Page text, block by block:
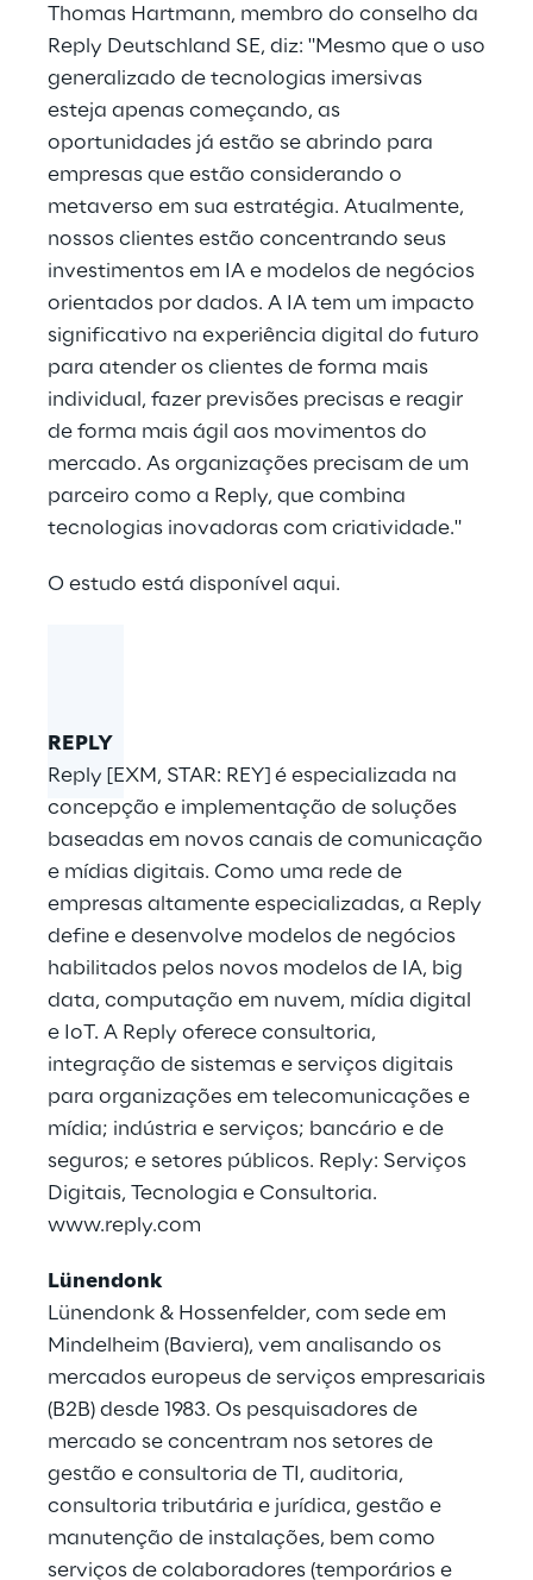
Thomas Hartmann, membro do conselho da
Reply Deutschland SE, diz: "Mesmo que o uso
generalizado de tecnologias imersivas
esteja apenas começando, as
oportunidades já estão se abrindo para
empresas que estão considerando o
metaverso em sua estratégia. Atualmente,
nossos clientes estão concentrando seus
investimentos em IA e modelos de negócios
orientados por dados. A IA tem um impacto
significativo na experiência digital do futuro
para atender os clientes de forma mais
individual, fazer previsões precisas e reagir
de forma mais ágil aos movimentos do
mercado. As organizações precisam de um
parceiro como a Reply, que combina
tecnologias inovadoras com criatividade."
O estudo está disponível aqui.
REPLY
Reply [EXM, STAR: REY] é especializada na
concepção e implementação de soluções
baseadas em novos canais de comunicação
e mídias digitais. Como uma rede de
empresas altamente especializadas, a Reply
define e desenvolve modelos de negócios
habilitados pelos novos modelos de IA, big
data, computação em nuvem, mídia digital
e IoT. A Reply oferece consultoria,
integração de sistemas e serviços digitais
para organizações em telecomunicações e
mídia; indústria e serviços; bancário e de
seguros; e setores públicos. Reply: Serviços
Digitais, Tecnologia e Consultoria.
www.reply.com
Lünendonk
Lünendonk & Hossenfelder, com sede em
Mindelheim (Baviera), vem analisando os
mercados europeus de serviços empresariais
(B2B) desde 1983. Os pesquisadores de
mercado se concentram nos setores de
gestão e consultoria de TI, auditoria,
consultoria tributária e jurídica, gestão e
manutenção de instalações, bem como
serviços de colaboradores (temporários e